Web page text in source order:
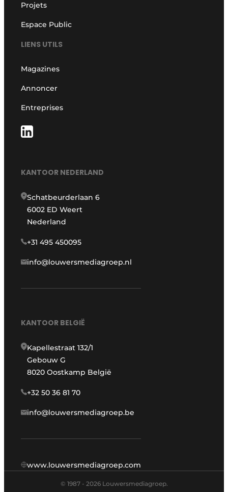
Projets
Espace Public
LIENS UTILS
Magazines
Annoncer
Entreprises
KANTOOR NEDERLAND
Schatbeurderlaan 6
6002 ED Weert
Nederland
+31 495 450095
info@louwersmediagroep.nl
KANTOOR BELGIË
Kapellestraat 132/1
Gebouw G
8020 Oostkamp België
+32 50 36 81 70
info@louwersmediagroep.be
www.louwersmediagroep.com
© 1987 - 2026 Louwersmediagroep.